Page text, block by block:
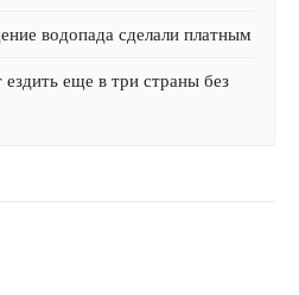
водопада сделали платным
еще в три страны без